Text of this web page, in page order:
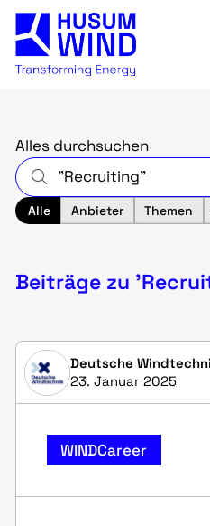
Alles durchsuchen
Alle Anbieter Themen
Beiträge zu
Deutsche
23. Januar 2025
WINDCareer